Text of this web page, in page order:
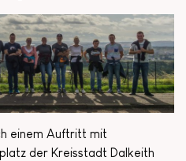
einem Auftritt mit
der Kreisstadt Dalkeith